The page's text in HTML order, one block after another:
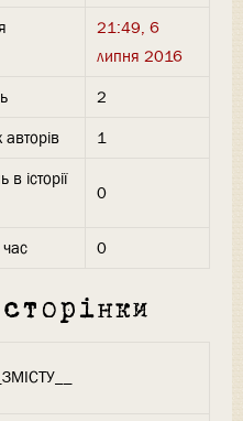
21:49, 6
липня 2016
2
авторів
1
в історії
0
час 0